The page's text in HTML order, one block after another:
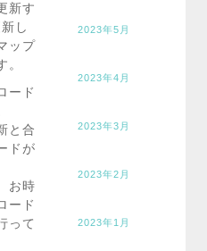
新す
し
ップ
ード
と合
ドが
お時
ード
って
2023年5月
2023年4月
2023年3月
2023年2月
2023年1月